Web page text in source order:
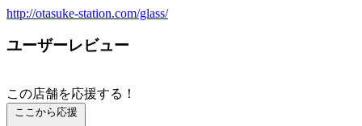
http://otasuke-station.com/glass/
ユーザーレビュー
この店舗を応援する！
ここから応援